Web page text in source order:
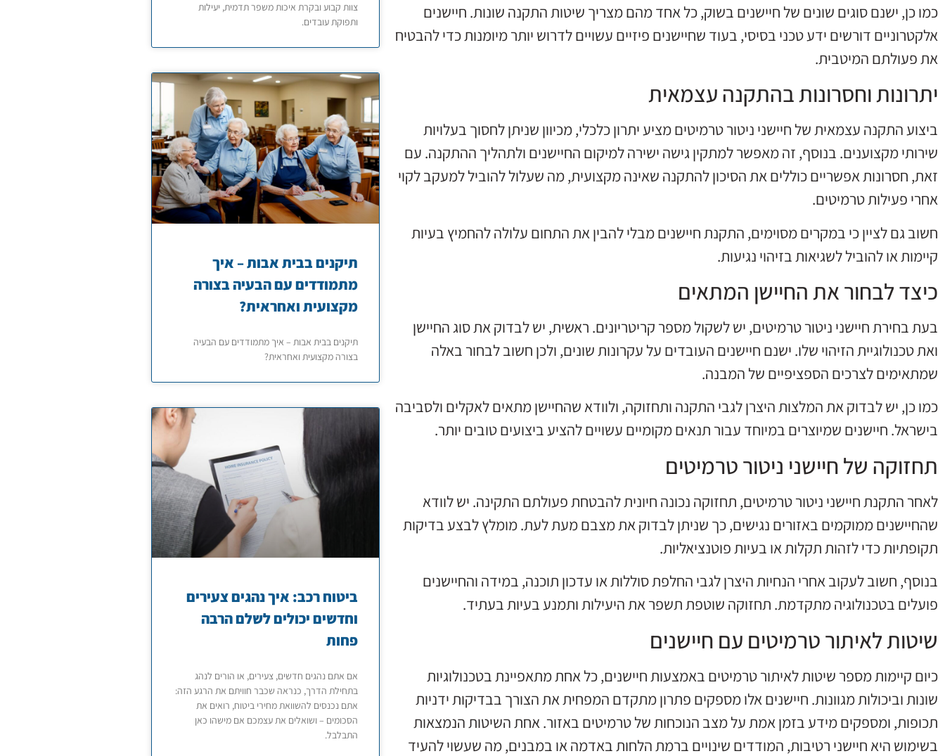
כמו כן, ישנם סוגים שונים של חיישנים בשוק, כל אחד מהם מצריך שיטות התקנה שונות. חיישנים
אלקטרוניים דורשים ידע טכני בסיסי, בעוד שחיישנים פיזיים עשויים לדרוש יותר מיומנות כדי להבטיח
את פעולתם המיטבית.
יתרונות וחסרונות בהתקנה עצמאית
ביצוע התקנה עצמאית של חיישני ניטור טרמיטים מציע יתרון כלכלי, מכיוון שניתן לחסוך בעלויות
שירותי מקצוענים. בנוסף, זה מאפשר למתקין גישה ישירה למיקום החיישנים ולתהליך ההתקנה. עם
זאת, חסרונות אפשריים כוללים את הסיכון להתקנה שאינה מקצועית, מה שעלול להוביל למעקב לקוי
אחרי פעילות טרמיטים.
חשוב גם לציין כי במקרים מסוימים, התקנת חיישנים מבלי להבין את התחום עלולה להחמיץ בעיות
קיימות או להוביל לשגיאות בזיהוי נגיעות.
כיצד לבחור את החיישן המתאים
בעת בחירת חיישני ניטור טרמיטים, יש לשקול מספר קריטריונים. ראשית, יש לבדוק את סוג החיישן
ואת טכנולוגיית הזיהוי שלו. ישנם חיישנים העובדים על עקרונות שונים, ולכן חשוב לבחור באלה
שמתאימים לצרכים הספציפיים של המבנה.
כמו כן, יש לבדוק את המלצות היצרן לגבי התקנה ותחזוקה, ולוודא שהחיישן מתאים לאקלים ולסביבה
בישראל. חיישנים שמיוצרים במיוחד עבור תנאים מקומיים עשויים להציע ביצועים טובים יותר.
תחזוקה של חיישני ניטור טרמיטים
לאחר התקנת חיישני ניטור טרמיטים, תחזוקה נכונה חיונית להבטחת פעולתם התקינה. יש לוודא
שהחיישנים ממוקמים באזורים נגישים, כך שניתן לבדוק את מצבם מעת לעת. מומלץ לבצע בדיקות
תקופתיות כדי לזהות תקלות או בעיות פוטנציאליות.
בנוסף, חשוב לעקוב אחרי הנחיות היצרן לגבי החלפת סוללות או עדכון תוכנה, במידה והחיישנים
פועלים בטכנולוגיה מתקדמת. תחזוקה שוטפת תשפר את היעילות ותמנע בעיות בעתיד.
שיטות לאיתור טרמיטים עם חיישנים
כיום קיימות מספר שיטות לאיתור טרמיטים באמצעות חיישנים, כל אחת מתאפיינת בטכנולוגיות
שונות וביכולות מגוונות. חיישנים אלו מספקים פתרון מתקדם המפחית את הצורך בבדיקות ידניות
תכופות, ומספקים מידע בזמן אמת על מצב הנוכחות של טרמיטים באזור. אחת השיטות הנמצאות
בשימוש היא חיישני רטיבות, המודדים שינויים ברמת הלחות באדמה או במבנים, מה שעשוי להעיד
צוות קבוע ובקרת איכות משפר תדמית, יעילות
ותפוקת עובדים.
תיקנים בבית אבות – איך
מתמודדים עם הבעיה בצורה
מקצועית ואחראית?
תיקנים בבית אבות – איך מתמודדים עם הבעיה
בצורה מקצועית ואחראית?
ביטוח רכב: איך נהגים צעירים
וחדשים יכולים לשלם הרבה
פחות
אם אתם נהגים חדשים, צעירים, או הורים לנהג
בתחילת הדרך, כנראה שכבר חוויתם את הרגע הזה:
אתם נכנסים להשוואת מחירי ביטוח, רואים את
הסכומים – ושואלים את עצמכם אם מישהו כאן
התבלבל.